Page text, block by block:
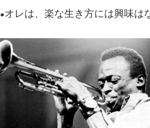
●オレは、楽な生き方には興味は